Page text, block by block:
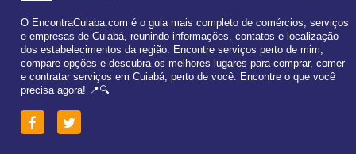
O EncontraCuiaba.com é o guia mais completo de comércios, serviços
e empresas de Cuiabá, reunindo informações, contatos e localização
dos estabelecimentos da região. Encontre serviços perto de mim,
compare opções e descubra os melhores lugares para comprar, comer
e contratar serviços em Cuiabá, perto de você. Encontre o que você
precisa agora! 📍🔍